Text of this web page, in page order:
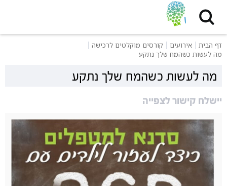
דף הבית אירועים
קורסים מוקלטים לרכישה
מה לעשות כשהמח שלך נתקע
מה לעשות כשהמח שלך נתקע
יישלח קישור לצפייה